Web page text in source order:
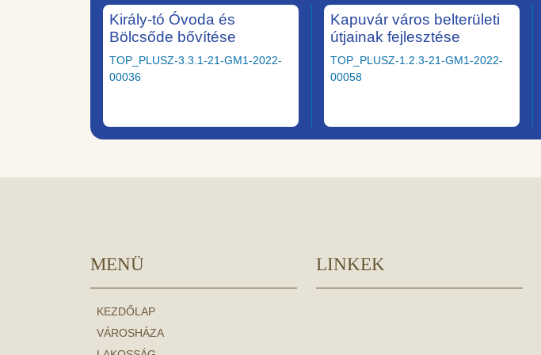
Király-tó Óvoda és
Bölcsőde bővítése
TOP_PLUSZ-3.3.1-21-GM1-2022-
00036
Kapuvár város belterületi
útjainak fejlesztése
TOP_PLUSZ-1.2.3-21-GM1-2022-
00058
MENÜ
KEZDŐLAP
VÁROSHÁZA
LINKEK